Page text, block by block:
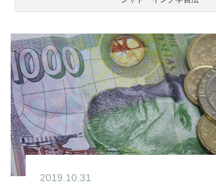
2019.10.31